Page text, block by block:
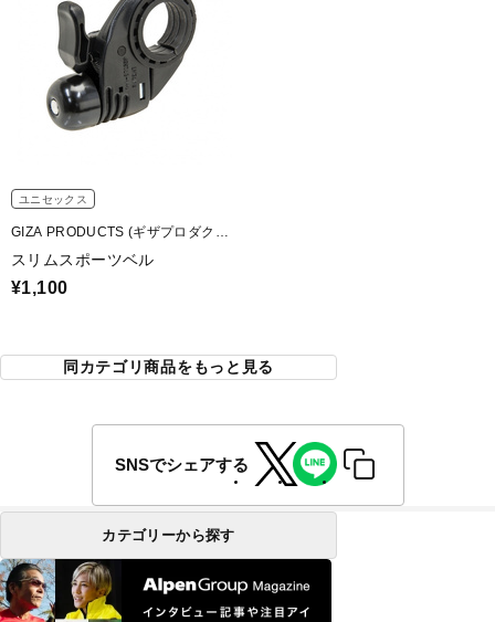
ユニセックス
GIZA PRODUCTS (ギザプロダク
ツ)
スリムスポーツベル
¥1,100
同カテゴリ商品をもっと見る
SNSでシェアする
カテゴリーから探す